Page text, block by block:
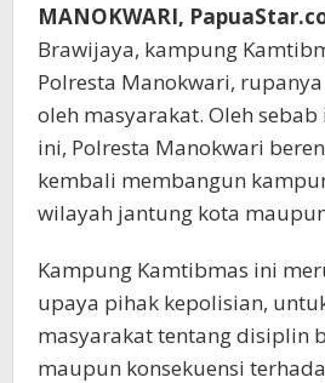
MANOKWARI,
Brawijaya, kampung
Polresta Manokwari,
oleh masyarakat. Oleh
ini, Polresta Manokwari
kembali membangun
wilayah jantung kota
Kampung Kamtibmas ini
upaya pihak kepolisian,
masyarakat tentang disiplin
maupun konsekuensi